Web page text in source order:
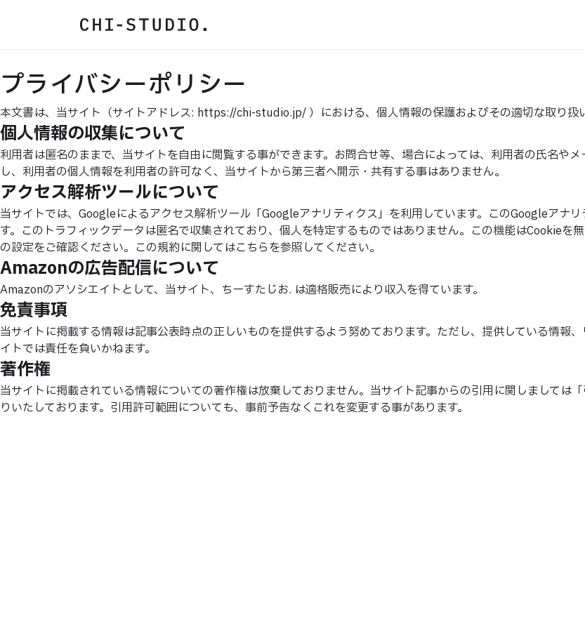
プライバシーポリシー
本文書は、当サイト（サイトアドレス: https://chi-studio.jp/ ）における、個人情報の保護およびその適切な取り扱
個人情報の収集について
利用者は匿名のままで、当サイトを自由に閲覧する事ができます。お問合せ等、場合によっては、利用者の氏名や
し、利用者の個人情報を利用者の許可なく、当サイトから第三者へ開示・共有する事はありません。
アクセス解析ツールについて
当サイトでは、Googleによるアクセス解析ツール「Googleアナリティクス」を利用しています。このGoogleアナ
す。このトラフィックデータは匿名で収集されており、個人を特定するものではありません。この機能はCookieを
の設定をご確認ください。この規約に関してはこちらを参照してください。
Amazonの広告配信について
Amazonのアソシエイトとして、当サイト、ちーすたじお. は適格販売により収入を得ています。
免責事項
当サイトに掲載する情報は記事公表時点の正しいものを提供するよう努めております。ただし、提供している情報
イトでは責任を負いかねます。
著作権
当サイトに掲載されている情報についての著作権は放棄しておりません。当サイト記事からの引用に関しましては
りいたしております。引用許可範囲についても、事前予告なくこれを変更する事があります。